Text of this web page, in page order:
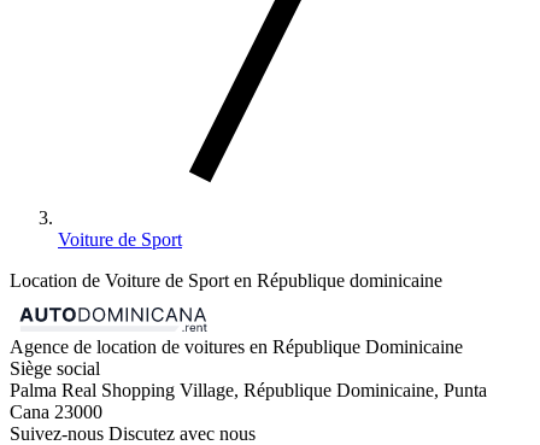
Voiture de Sport
Location de Voiture de Sport en République dominicaine
Agence de location de voitures en République Dominicaine
Siège social
Palma Real Shopping Village, République Dominicaine, Punta
Cana 23000
Suivez-nous Discutez avec nous